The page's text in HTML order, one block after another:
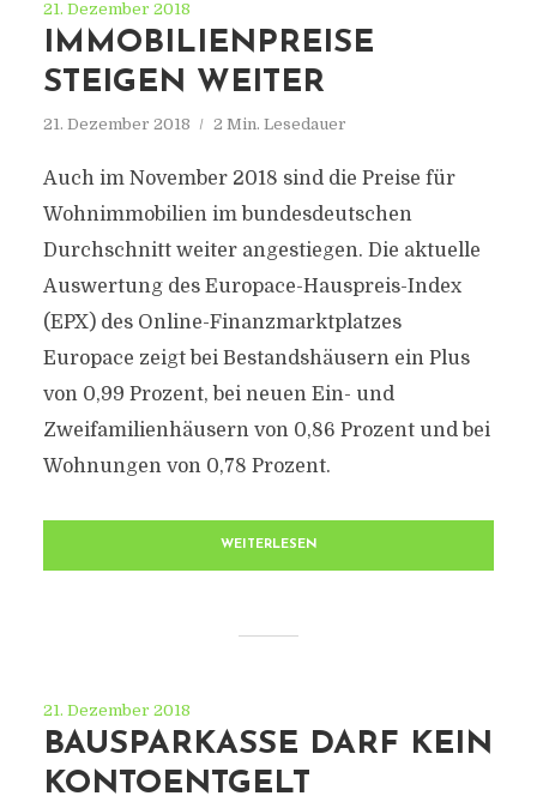
21. Dezember 2018
IMMOBILIENPREISE
STEIGEN WEITER
21. Dezember 2018 2 Min. Lesedauer
Auch im November 2018 sind die Preise für
Wohnimmobilien im bundesdeutschen
Durchschnitt weiter angestiegen. Die aktuelle
Auswertung des Europace-Hauspreis-Index
(EPX) des Online-Finanzmarktplatzes
Europace zeigt bei Bestandshäusern ein Plus
von 0,99 Prozent, bei neuen Ein- und
Zweifamilienhäusern von 0,86 Prozent und bei
Wohnungen von 0,78 Prozent.
WEITERLESEN
21. Dezember 2018
BAUSPARKASSE DARF KEIN
KONTOENTGELT